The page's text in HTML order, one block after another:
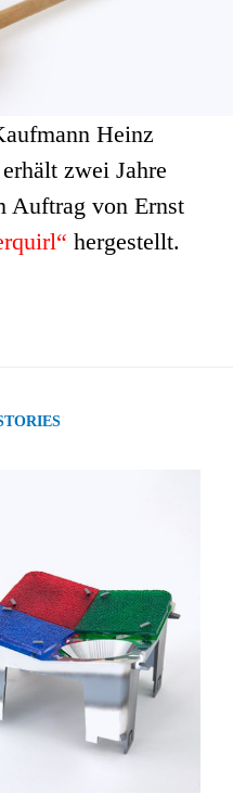
Heinz
zwei Jahre
Auftrag von Ernst
hergestellt.